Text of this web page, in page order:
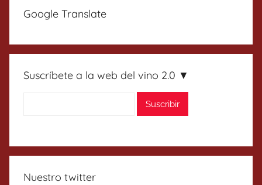
Google Translate
Suscríbete a la web del vino 2.0 ▼
Nuestro twitter